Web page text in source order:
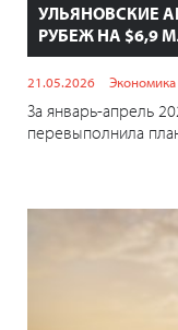
УЛЬЯНОВСКИЕ
РУБЕЖ НА $6,9
21.05.2026 Экономика
За январь-апрель
перевыполнила